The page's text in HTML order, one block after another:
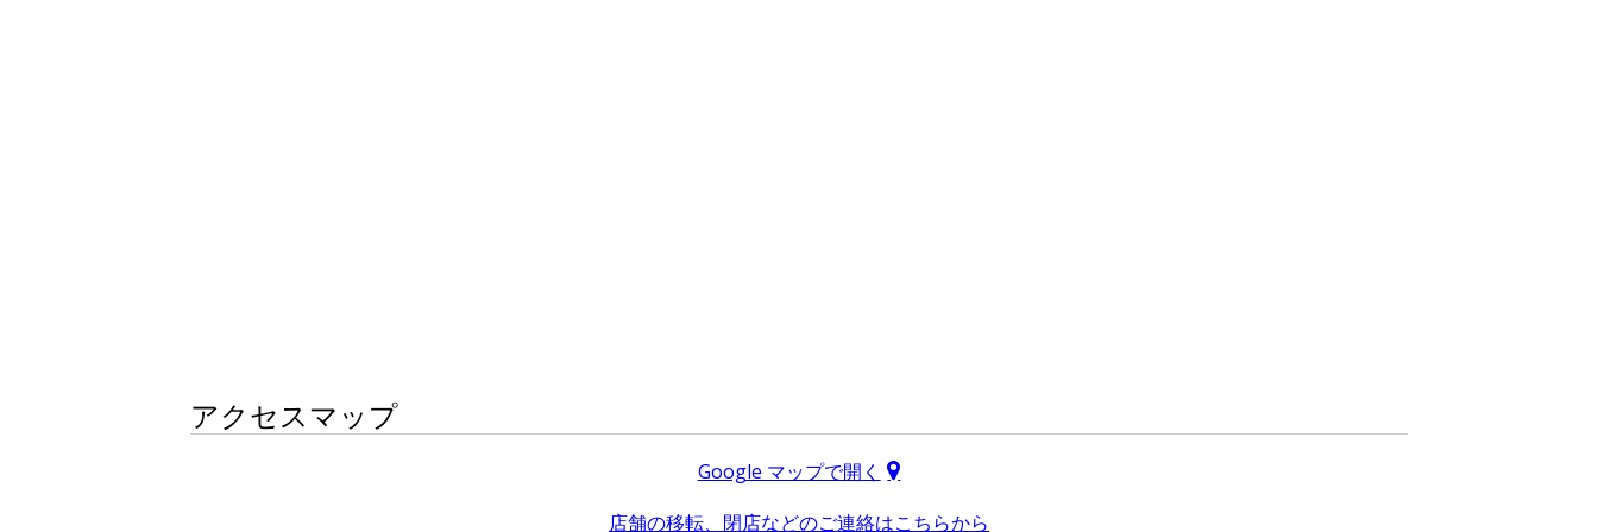
アクセスマップ
Google マップで開く
店舗の移転、閉店などのご連絡はこちらから